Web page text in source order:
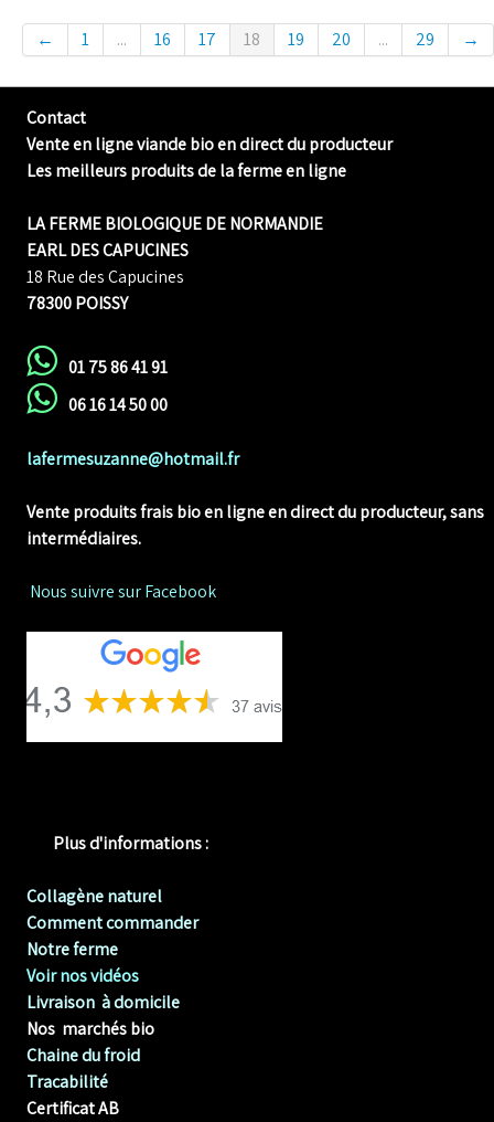
← 1 ... 16 17 18 19 20 ... 29 →
Contact
Vente en ligne viande bio en direct du producteur
Les meilleurs produits de la ferme en ligne
LA FERME BIOLOGIQUE DE NORMANDIE
EARL DES CAPUCINES
18 Rue des Capucines
78300 POISSY
01 75 86 41 91
06 16 14 50 00
lafermesuzanne@hotmail.fr
Vente produits frais bio en ligneen direct du producteur, sans
intermédiaires.
Nous suivre sur Facebook
Plus d'informations :
Collagène naturel
Comment commander
Notre ferme
Voir nos vidéos
Livraison à domicile
Nos marchés bio
Chaine du froid
Tracabilité
Certificat AB